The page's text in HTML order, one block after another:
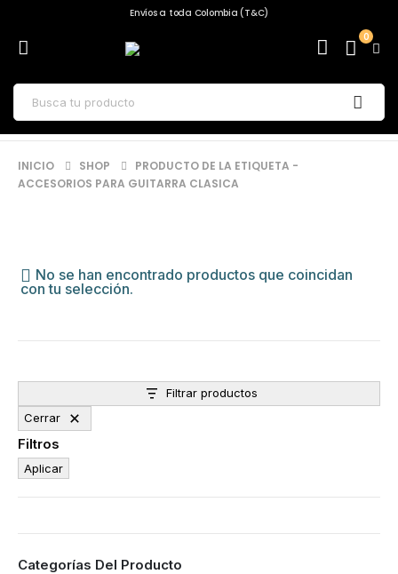
Envíos a toda Colombia (T&C)
0
INICIO SHOP
PRODUCTO DE LA ETIQUETA -
ACCESORIOS PARA GUITARRA CLASICA
No se han encontrado productos que coincidan
con tu selección.
Filtrar productos
Cerrar
Filtros
Aplicar
Categorías Del Producto